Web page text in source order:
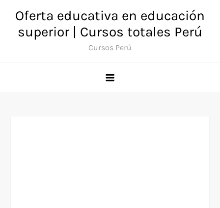
contenido
Oferta educativa en educación
superior | Cursos totales Perú
Cursos Perú